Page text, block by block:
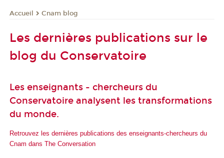
Accueil Cnam blog
Les dernières publications sur le
blog du Conservatoire
Les enseignants - chercheurs du
Conservatoire analysent les transformations
du monde.
Retrouvez les dernières publications des enseignants-chercheurs du
Cnam dans The Conversation